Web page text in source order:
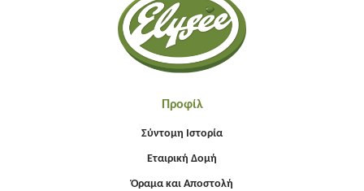
Προφίλ
Σύντομη Ιστορία
Εταιρική Δομή
Όραμα και Αποστολή